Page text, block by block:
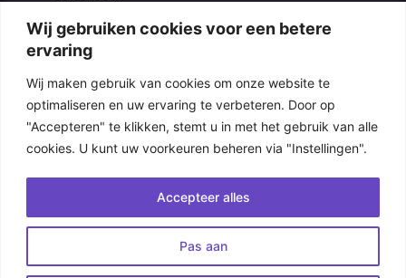
Wij gebruiken cookies voor een betere
ervaring
Wij maken gebruik van cookies om onze website te
optimaliseren en uw ervaring te verbeteren. Door op
"Accepteren" te klikken, stemt u in met het gebruik van alle
cookies. U kunt uw voorkeuren beheren via "Instellingen".
Pas aan
Accepteer alles
+31 30 268 1099
info@seqvitum.nl
91518210
NL865680632B01
Algemene voorwaarden
Cookiebeleid